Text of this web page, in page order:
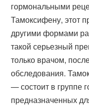
гормональными
Тамоксифену, этот
другими формами
такой серьезный
только врачом,
обследования.
— состоит в группе
предназначенных